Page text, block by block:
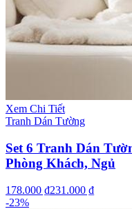
Xem Chi Tiết
Tranh Dán Tường
Set 6 Tranh Dán
Phòng Khách, Ngủ
178.000 ₫231.000 ₫
-23%